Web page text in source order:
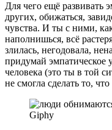
Для чего ещё развивать
других, обижаться,
чувства. И ты с ними,
наполнишься, всё
злилась, негодовала,
придумай эмпатическое
человека (это ты в той
не смогла сделать то,
Giphy